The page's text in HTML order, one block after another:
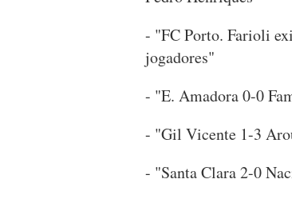
- "FC Porto. Farioli
jogadores"
- "E. Amadora 0-0
- "Gil Vicente 1-3
- "Santa Clara 2-0